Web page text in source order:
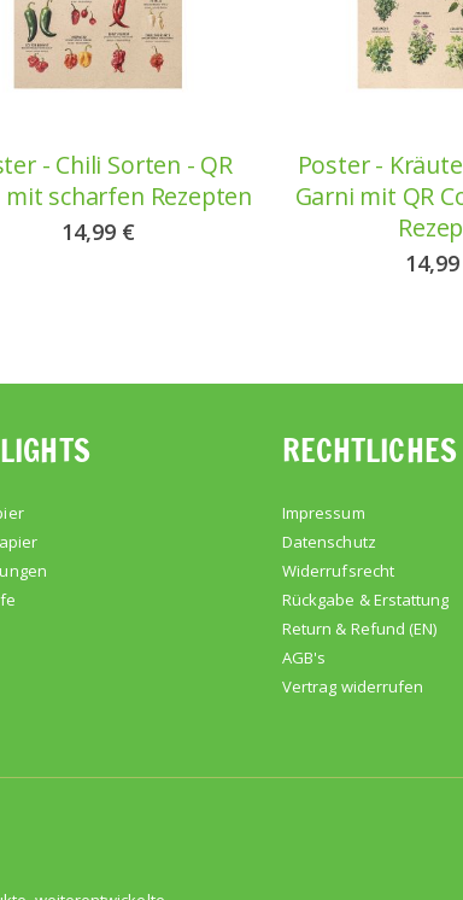
- Chili Sorten - QR
mit scharfen Rezepten
14,99 €
Poster -
Garni mit QR
RECHTLICHES
Impressum
Datenschutz
Widerrufsrecht
Rückgabe & Erstattung
Return & Refund (EN)
AGB's
Vertrag widerrufen